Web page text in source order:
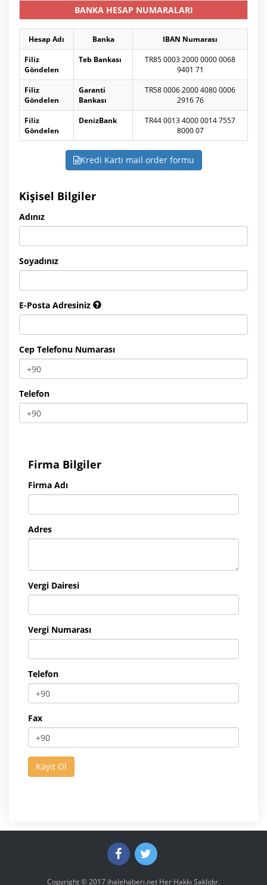
BANKA HESAP NUMARALARI
Hesap Adı Banka
IBAN Numarası
Filiz
Göndelen
Teb Bankası
TR85 0003 2000 0000 0068
9401 71
Filiz
Göndelen
Garanti
Bankası
TR58 0006 2000 4080 0006
2916 76
Filiz
Göndelen
DenizBank
TR44 0013 4000 0014 7557
8000 07
Kredi Kartı mail order formu
Kişisel Bilgiler
Adınız
Soyadınız
E-Posta Adresiniz
Cep Telefonu Numarası
Telefon
Firma Bilgiler
Firma Adı
Adres
Vergi Dairesi
Vergi Numarası
Telefon
Fax
Copyright © 2017 ihalehaberi.net Her Hakkı Saklıdır.